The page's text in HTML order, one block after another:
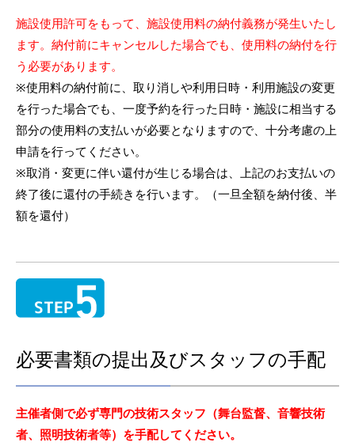
施設使用許可をもって、施設使用料の納付義務が発生いたし
ます。納付前にキャンセルした場合でも、使用料の納付を行
う必要があります。
※使用料の納付前に、取り消しや利用日時・利用施設の変更
を行った場合でも、一度予約を行った日時・施設に相当する
部分の使用料の支払いが必要となりますので、十分考慮の上
申請を行ってください。
※取消・変更に伴い還付が生じる場合は、上記のお支払いの
終了後に還付の手続きを行います。（一旦全額を納付後、半
額を還付）
必要書類の提出及びスタッフの手配
主催者側で必ず専門の技術スタッフ（舞台監督、音響技術
者、照明技術者等）を手配してください。